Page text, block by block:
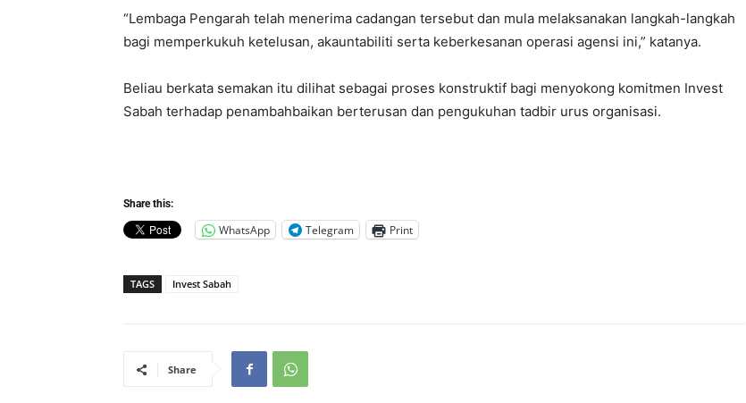
“Lembaga Pengarah telah menerima cadangan tersebut dan mula melaksanakan langkah-langkah
bagi memperkukuh ketelusan, akauntabiliti serta keberkesanan operasi agensi ini,” katanya.
Beliau berkata semakan itu dilihat sebagai proses konstruktif bagi menyokong komitmen Invest
Sabah terhadap penambahbaikan berterusan dan pengukuhan tadbir urus organisasi.
Share this:
WhatsApp Telegram Print
TAGS Invest Sabah
Share